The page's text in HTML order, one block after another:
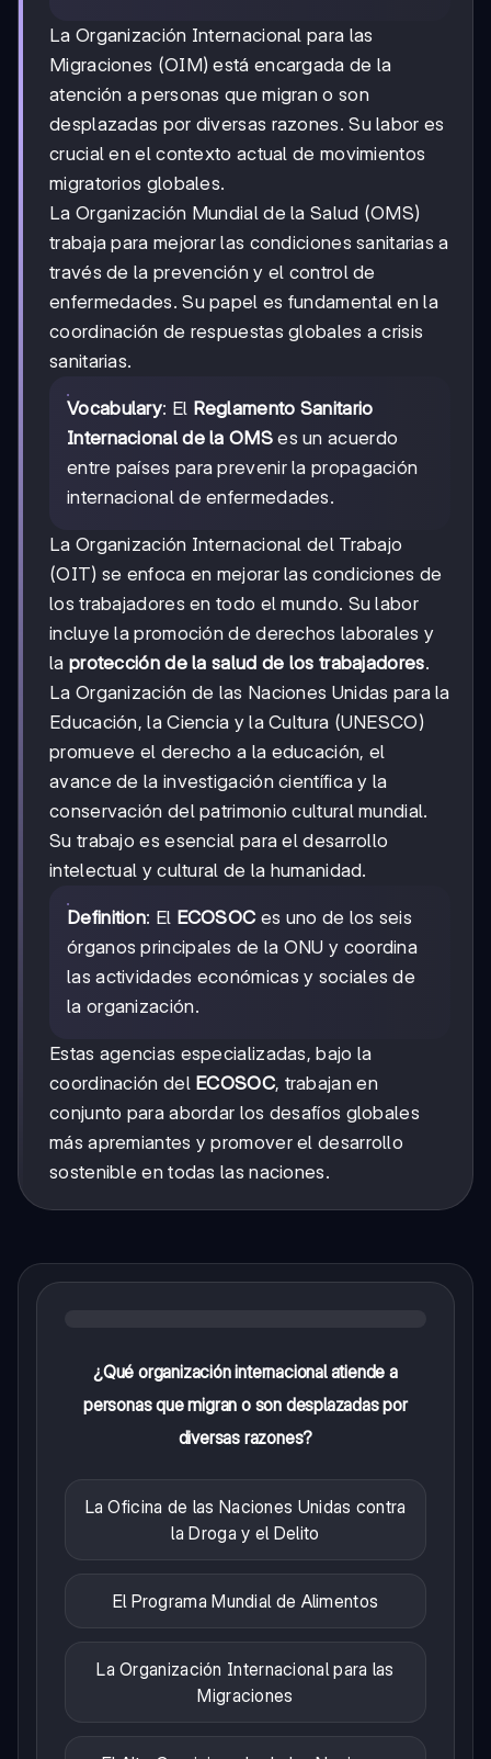
La Organización Internacional para las
Migraciones (OIM) está encargada de la
atención a personas que migran o son
desplazadas por diversas razones. Su labor es
crucial en el contexto actual de movimientos
migratorios globales.
La Organización Mundial de la Salud (OMS)
trabaja para mejorar las condiciones sanitarias a
través de la prevención y el control de
enfermedades. Su papel es fundamental en la
coordinación de respuestas globales a crisis
sanitarias.
Vocabulary: El Reglamento Sanitario
Internacional de la OMSes un acuerdo
entre países para prevenir la propagación
internacional de enfermedades.
La Organización Internacional del Trabajo
(OIT) se enfoca en mejorar las condiciones de
los trabajadores en todo el mundo. Su labor
incluye la promoción de derechos laborales y
la protección de la salud de los trabajadores.
La Organización de las Naciones Unidas para la
Educación, la Ciencia y la Cultura (UNESCO)
promueve el derecho a la educación, el
avance de la investigación científica y la
conservación del patrimonio cultural mundial.
Su trabajo es esencial para el desarrollo
intelectual y cultural de la humanidad.
Definition: El ECOSOC es uno de los seis
órganos principales de la ONU y coordina
las actividades económicas y sociales de
la organización.
Estas agencias especializadas, bajo la
coordinación del ECOSOC, trabajan en
conjunto para abordar los desafíos globales
más apremiantes y promover el desarrollo
sostenible en todas las naciones.
¿Qué organización internacional atiende a
personas que migran o son desplazadas por
diversas razones?
La Oficina de las Naciones Unidas contra
la Droga y el Delito
El Programa Mundial de Alimentos
La Organización Internacional para las
Migraciones